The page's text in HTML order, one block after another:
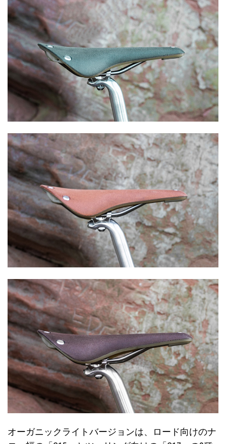
オーガニックライトバージョンは、ロード向けのナ